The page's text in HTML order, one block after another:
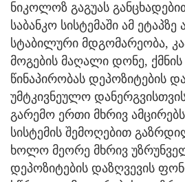
ნიკოლოზ გაგუას
საბანკო სისტემაში ამ
სტაბილური მდგომარეობა,
მოგების მაღალი დონე, ქმნის
წინაპირობას დეპოზიტების
უმტკივნეულო
გარემო ერთი მხრივ ამცირებს
სისტემის შემოღებით
ხოლო მეორე მხრივ
დეპოზიტების დაზღვევის